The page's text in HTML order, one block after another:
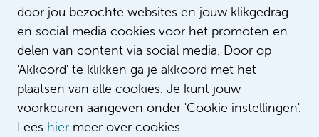
door jou bezochte websites en jouw klikgedrag
en social media cookies voor het promoten en
delen van content via social media. Door op
'Akkoord' te klikken ga je akkoord met het
plaatsen van alle cookies. Je kunt jouw
voorkeuren aangeven onder 'Cookie instellingen'.
Lees hier meer over cookies.
en interpreteer je hemodynamische
en electrocardiografische parameters.
Bekijk de video en kom meer te
weten